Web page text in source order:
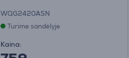
WQG2420ASN
Turime sandėlyje
Kaina: